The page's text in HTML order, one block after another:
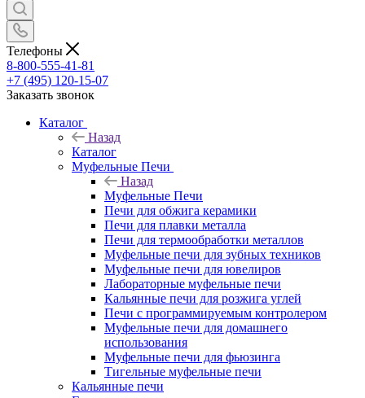
Телефоны
8-800-555-41-81
+7 (495) 120-15-07
Заказать звонок
Каталог
Назад
Каталог
Муфельные Печи
Назад
Муфельные Печи
Печи для обжига керамики
Печи для плавки металла
Печи для термообработки металлов
Муфельные печи для зубных техников
Муфельные печи для ювелиров
Лабораторные муфельные печи
Кальянные печи для розжига углей
Печи с программируемым контролером
Муфельные печи для домашнего
использования
Муфельные печи для фьюзинга
Тигельные муфельные печи
Кальянные печи